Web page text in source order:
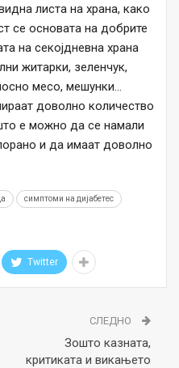
листа на храна, како
се основата на добрите
на секојдневна храна
житарки, зеленчук,
месо, мешунки…
доволно количество
е можно да се намали
и да имаат доволно
симптоми на дијабетес
Twitter
СЛЕДНО
Зошто казната,
критиката и викањето